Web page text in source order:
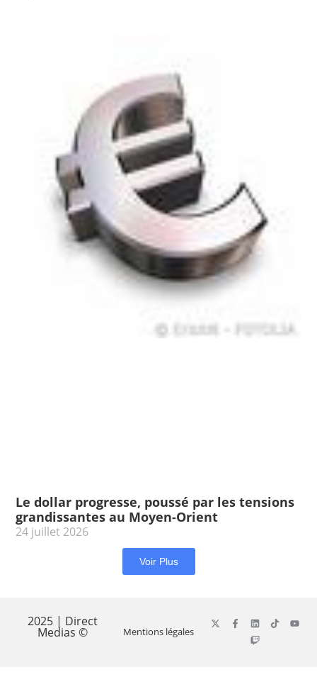
Le dollar progresse, poussé par les tensions
grandissantes au Moyen-Orient
24 juillet 2026
Voir Plus
2025 | Direct
Medias © Mentions légales